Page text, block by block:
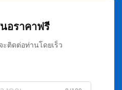
อราคาฟรี
ะติดต่อท่านโดยเร็ว